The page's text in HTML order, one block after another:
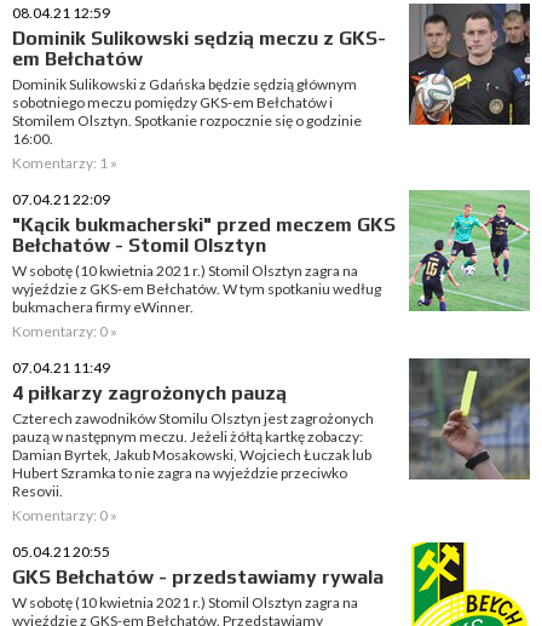
08.04.21 12:59
Dominik Sulikowski sędzią meczu z GKS-
em Bełchatów
Dominik Sulikowski z Gdańska będzie sędzią głównym
sobotniego meczu pomiędzy GKS-em Bełchatów i
Stomilem Olsztyn. Spotkanie rozpocznie się o godzinie
16:00.
Komentarzy: 1 »
07.04.21 22:09
"Kącik bukmacherski" przed meczem GKS
Bełchatów - Stomil Olsztyn
W sobotę (10 kwietnia 2021 r.) Stomil Olsztyn zagra na
wyjeździe z GKS-em Bełchatów. W tym spotkaniu według
bukmachera firmy eWinner.
Komentarzy: 0 »
07.04.21 11:49
4 piłkarzy zagrożonych pauzą
Czterech zawodników Stomilu Olsztyn jest zagrożonych
pauzą w następnym meczu. Jeżeli żółtą kartkę zobaczy:
Damian Byrtek, Jakub Mosakowski, Wojciech Łuczak lub
Hubert Szramka to nie zagra na wyjeździe przeciwko
Resovii.
Komentarzy: 0 »
05.04.21 20:55
GKS Bełchatów - przedstawiamy rywala
W sobotę (10 kwietnia 2021 r.) Stomil Olsztyn zagra na
wyjeździe z GKS-em Bełchatów. Przedstawiamy